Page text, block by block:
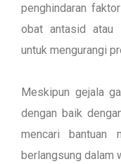
penghindaran
obat antasid atau
untuk mengurangi
Meskipun gejala
dengan baik
mencari bantuan
berlangsung dalam